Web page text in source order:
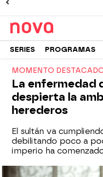
SERIES PROGRAMAS
MOMENTO
La enfermedad
despierta la
herederos
El sultán va
debilitando poco a
imperio ha